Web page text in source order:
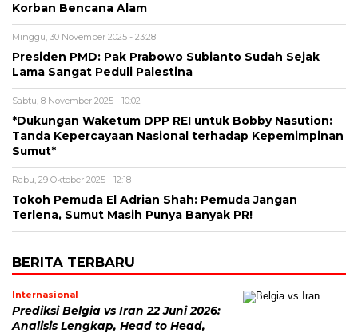
Korban Bencana Alam
Minggu, 30 November 2025 - 23:28
Presiden PMD: Pak Prabowo Subianto Sudah Sejak
Lama Sangat Peduli Palestina
Sabtu, 8 November 2025 - 10:02
*Dukungan Waketum DPP REI untuk Bobby Nasution:
Tanda Kepercayaan Nasional terhadap Kepemimpinan
Sumut*
Rabu, 29 Oktober 2025 - 12:18
Tokoh Pemuda El Adrian Shah: Pemuda Jangan
Terlena, Sumut Masih Punya Banyak PR!
BERITA TERBARU
Internasional
Prediksi Belgia vs Iran 22 Juni 2026:
Analisis Lengkap, Head to Head,